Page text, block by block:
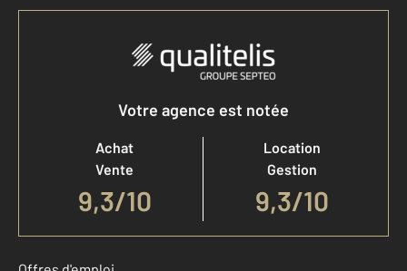
Votre agence est notée
Achat
Vente
9,3/10
Location
Gestion
9,3/10